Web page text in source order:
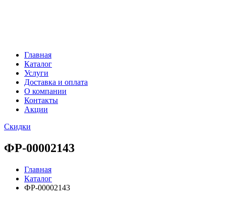
Главная
Каталог
Услуги
Доставка и оплата
О компании
Контакты
Акции
Скидки
ФР-00002143
Главная
Каталог
ФР-00002143